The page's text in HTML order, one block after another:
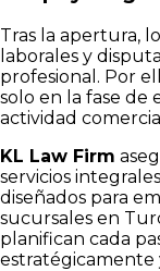
Tras la apertura,
laborales y
profesional. Por
solo en la fase de
actividad
KL Law Firm
servicios
diseñados para
sucursales en
planifican cada
estratégicamente